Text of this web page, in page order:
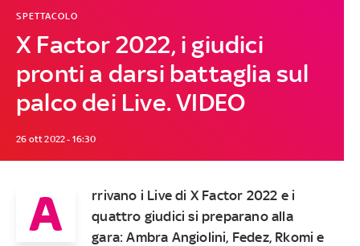
X Factor 2022, i giudici
pronti a darsi battaglia sul
palco dei Live. VIDEO
SPETTACOLO
26 ott 2022 - 16:30
A
rrivano i Live di X Factor 2022 e i
quattro giudici si preparano alla
gara: Ambra Angiolini, Fedez, Rkomi e